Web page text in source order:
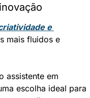
e
mais fluidos e
assistente em
escolha ideal para